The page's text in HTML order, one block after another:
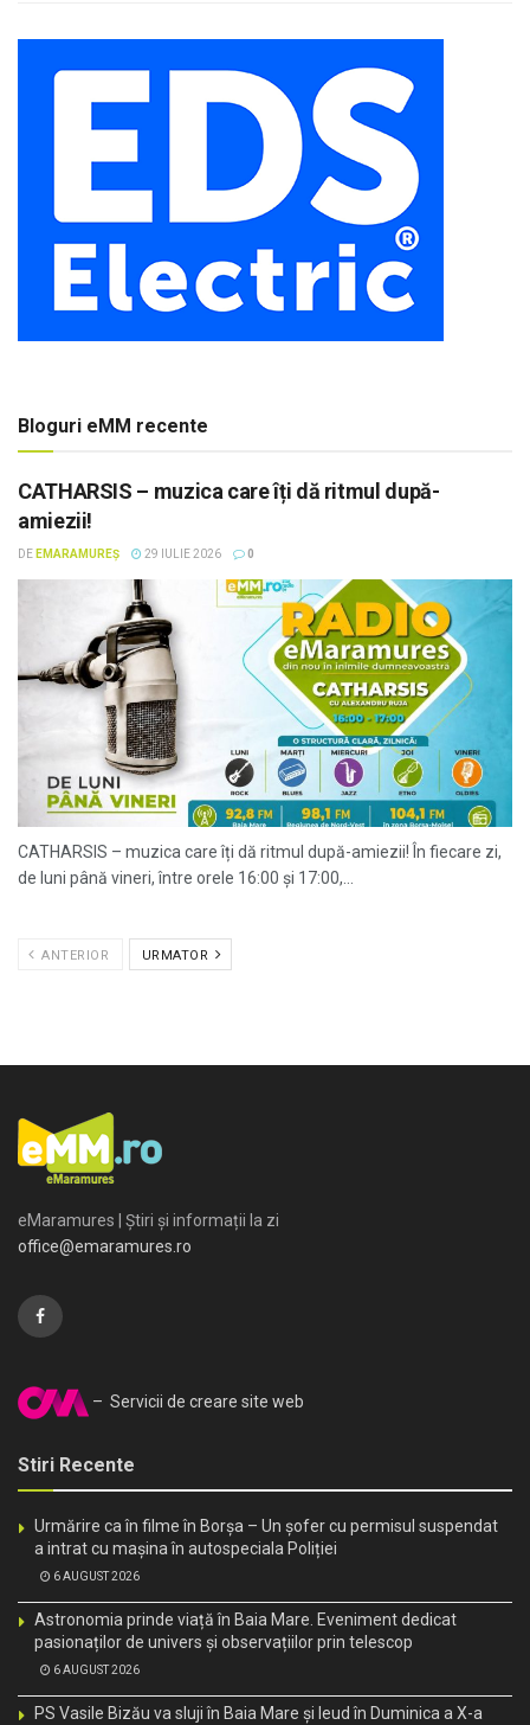
Bloguri eMM recente
CATHARSIS – muzica care îți dă ritmul după-
amiezii!
DE EMARAMUREȘ 29 IULIE 2026 0
CATHARSIS – muzica care îți dă ritmul după-amiezii! În fiecare zi,
de luni până vineri, între orele 16:00 și 17:00,...
ANTERIOR URMATOR
eMaramures | Știri și informații la zi
office@emaramures.ro
– Servicii de creare site web
Stiri Recente
Urmărire ca în filme în Borșa – Un șofer cu permisul suspendat
a intrat cu mașina în autospeciala Poliției
6 AUGUST 2026
Astronomia prinde viață în Baia Mare. Eveniment dedicat
pasionaților de univers și observațiilor prin telescop
6 AUGUST 2026
PS Vasile Bizău va sluji în Baia Mare și Ieud în Duminica a X-a